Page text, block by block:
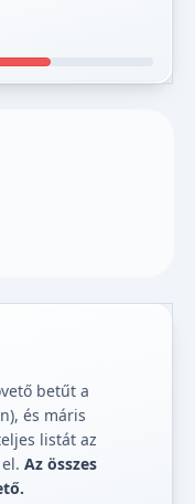
betűt a
és máris
listát az
Az összes